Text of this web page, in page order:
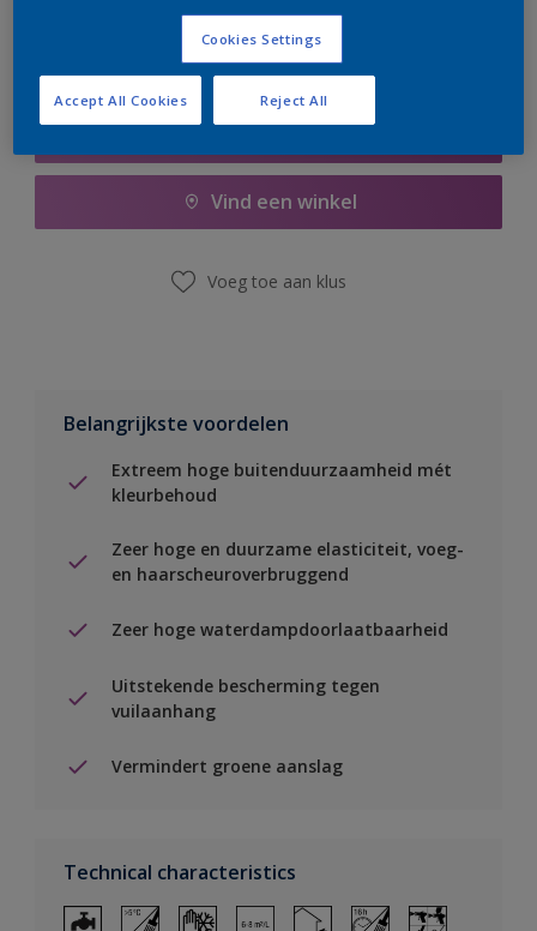
Vind een winkel
Voeg toe aan klus
Belangrijkste voordelen
Extreem hoge buitenduurzaamheid mét
kleurbehoud
Zeer hoge en duurzame elasticiteit, voeg-
en haarscheuroverbruggend
Zeer hoge waterdampdoorlaatbaarheid
Uitstekende bescherming tegen
vuilaanhang
Vermindert groene aanslag
Technical characteristics
Cookies Settings
Reject All
Accept All Cookies